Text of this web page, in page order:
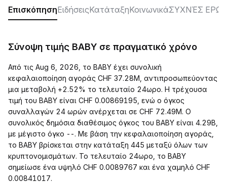
ΕπισκόπησηΕιδήσειςΚατάταξηΚοινωνικάΣΥΧΝΈΣ
Σύνοψη τιμής BABY σε πραγματικό χρόνο
Από τις Aug 6, 2026, το BABY έχει συνολική
κεφαλαιοποίηση αγοράς CHF 37.28M, αντιπροσωπεύοντας
μια μεταβολή +2.52% το τελευταίο 24ωρο. Η τρέχουσα
τιμή του BABY είναι CHF 0.00869195, ενώ ο όγκος
συναλλαγών 24 ωρών ανέρχεται σε CHF 72.49M. Ο
συνολικός δημόσια διαθέσιμος όγκος του BABY είναι 4.29B,
με μέγιστο όγκο --. Με βάση την κεφαλαιοποίηση αγοράς,
το BABY βρίσκεται στην κατάταξη 445 μεταξύ όλων των
κρυπτονομισμάτων. Το τελευταίο 24ωρο, το BABY
σημείωσε ένα υψηλό CHF 0.0089767 και ένα χαμηλό CHF
0.00841017.